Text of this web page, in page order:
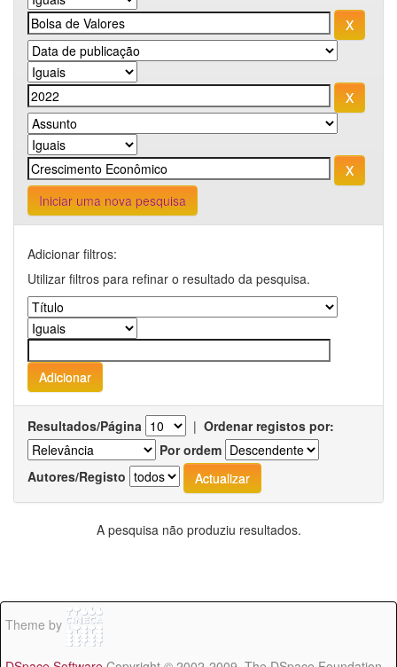
Iniciar uma nova pesquisa
Adicionar filtros:
Utilizar filtros para refinar o resultado da pesquisa.
Resultados/Página | Ordenar registos por:
Por ordem
Autores/Registo
A pesquisa não produziu resultados.
Theme by